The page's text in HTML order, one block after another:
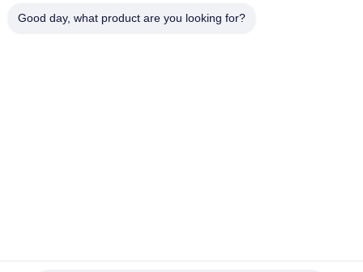
Good day, what product are you looking for?